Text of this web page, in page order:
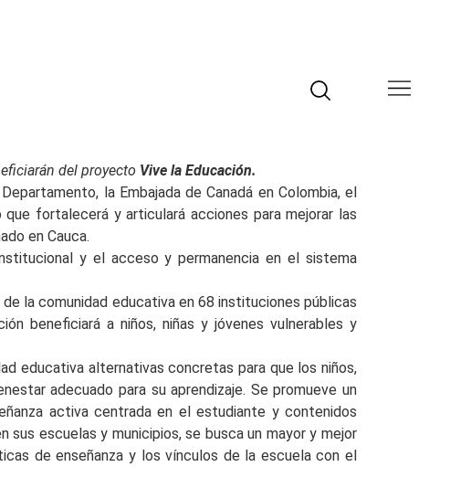
del proyecto Vive la Educación.
la Embajada de Canadá en Colombia, el
fortalecerá y articulará acciones para mejorar las
en Cauca.
y el acceso y permanencia en el sistema
la comunidad educativa en 68 instituciones públicas
beneficiará a niños, niñas y jóvenes vulnerables y
educativa alternativas concretas para que los niños,
adecuado para su aprendizaje. Se promueve un
activa centrada en el estudiante y contenidos
escuelas y municipios, se busca un mayor y mejor
de enseñanza y los vínculos de la escuela con el